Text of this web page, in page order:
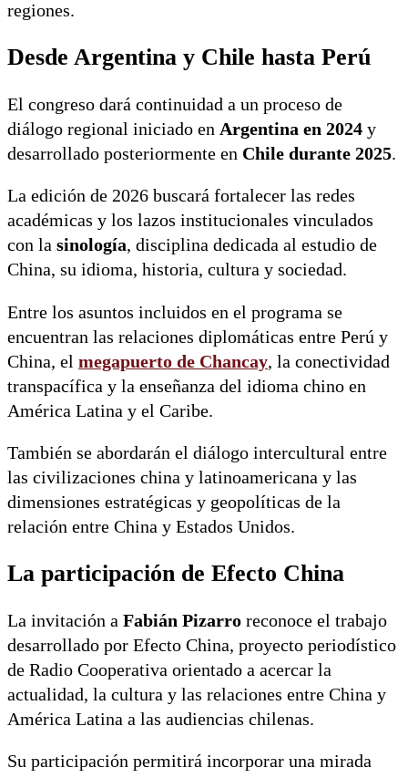
regiones.
Desde Argentina y Chile hasta Perú
El congreso dará continuidad a un proceso de
diálogo regional iniciado en Argentina en 2024 y
desarrollado posteriormente en Chile durante 2025.
La edición de 2026 buscará fortalecer las redes
académicas y los lazos institucionales vinculados
con la sinología, disciplina dedicada al estudio de
China, su idioma, historia, cultura y sociedad.
Entre los asuntos incluidos en el programa se
encuentran las relaciones diplomáticas entre Perú y
China, el megapuerto de Chancay, la conectividad
transpacífica y la enseñanza del idioma chino en
América Latina y el Caribe.
También se abordarán el diálogo intercultural entre
las civilizaciones china y latinoamericana y las
dimensiones estratégicas y geopolíticas de la
relación entre China y Estados Unidos.
La participación de Efecto China
La invitación a Fabián Pizarro reconoce el trabajo
desarrollado por Efecto China, proyecto periodístico
de Radio Cooperativa orientado a acercar la
actualidad, la cultura y las relaciones entre China y
América Latina a las audiencias chilenas.
Su participación permitirá incorporar una mirada